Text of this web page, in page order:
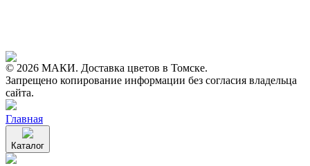
© 2026 МАКИ. Доставка цветов в Томске.
Запрещено копирование информации без согласия владельца
сайта.
Главная
Каталог